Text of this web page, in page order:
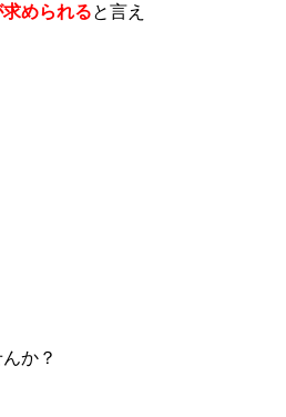
められると言え
か？